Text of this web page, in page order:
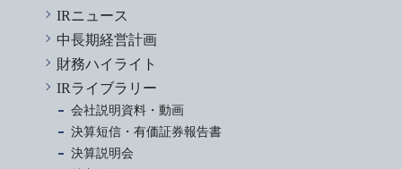
IRニュース
中長期経営計画
財務ハイライト
IRライブラリー
会社説明資料・動画
決算短信・有価証券報告書
決算説明会